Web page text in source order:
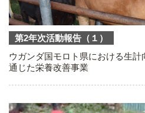
第2年次活動報告（１）
ウガンダ国モロト県における生
通じた栄養改善事業